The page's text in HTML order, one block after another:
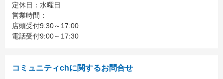
定休日：水曜日
営業時間：
店頭受付9:30～17:00
電話受付9:00～17:30
コミュニティchに関するお問合せ